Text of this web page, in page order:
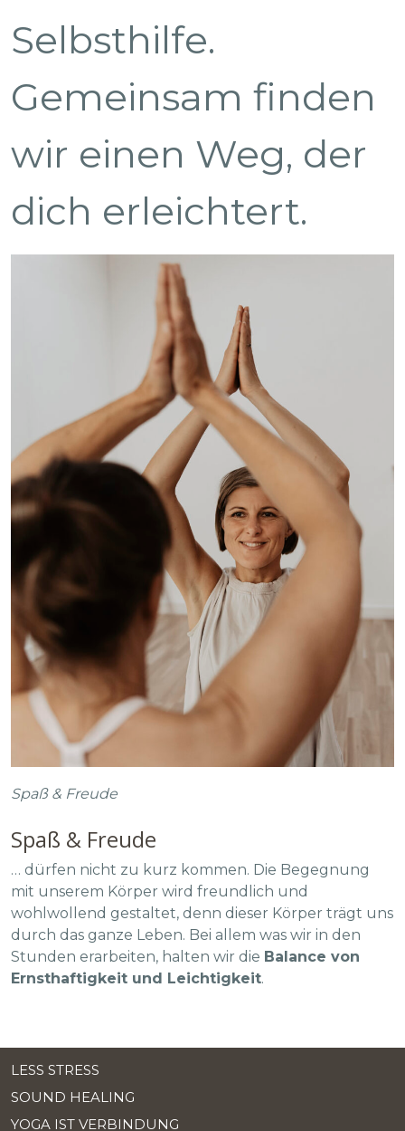
Selbsthilfe.
Gemeinsam finden
wir einen Weg, der
dich erleichtert.
Spaß & Freude
Spaß & Freude
… dürfen nicht zu kurz kommen. Die Begegnung
mit unserem Körper wird freundlich und
wohlwollend gestaltet, denn dieser Körper trägt uns
durch das ganze Leben. Bei allem was wir in den
Stunden erarbeiten, halten wir die Balance von
Ernsthaftigkeit und Leichtigkeit.
LESS STRESS
SOUND HEALING
YOGA IST VERBINDUNG